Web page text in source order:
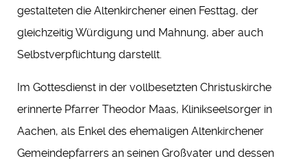
gestalteten die Altenkirchener einen Festtag, der
gleichzeitig Würdigung und Mahnung, aber auch
Selbstverpflichtung darstellt.
Im Gottesdienst in der vollbesetzten Christuskirche
erinnerte Pfarrer Theodor Maas, Klinikseelsorger in
Aachen, als Enkel des ehemaligen Altenkirchener
Gemeindepfarrers an seinen Großvater und dessen